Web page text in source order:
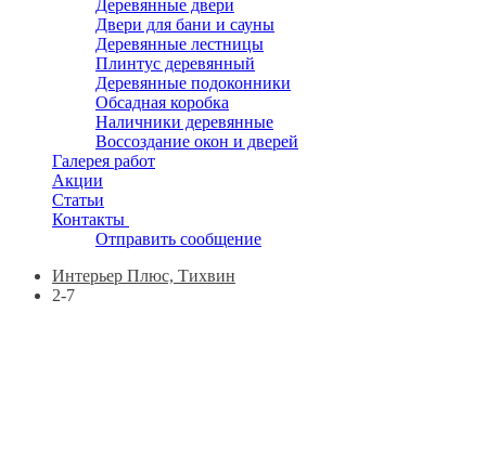
Деревянные двери
Двери для бани и сауны
Деревянные лестницы
Плинтус деревянный
Деревянные подоконники
Обсадная коробка
Наличники деревянные
Воссоздание окон и дверей
Галерея работ
Акции
Статьи
Контакты
Отправить сообщение
Интерьер Плюс, Тихвин
2-7